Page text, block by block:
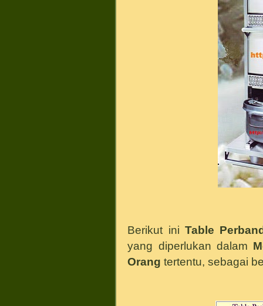
Berikut ini Table
yang diperlukan dalam
Orang tertentu, sebagai